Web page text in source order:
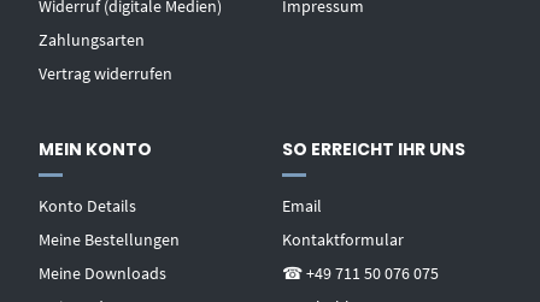
Widerruf (digitale Medien)
Zahlungsarten
Vertrag widerrufen
Impressum
MEIN KONTO
Konto Details
Meine Bestellungen
Meine Downloads
SO ERREICHT IHR UNS
Email
Kontaktformular
☎ +49 711 50 076 075